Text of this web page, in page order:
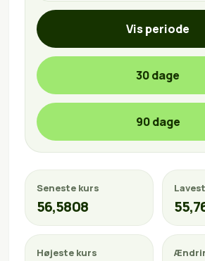
Vis periode
30 dage
90 dage
Seneste kurs
56,5808
Højeste kurs